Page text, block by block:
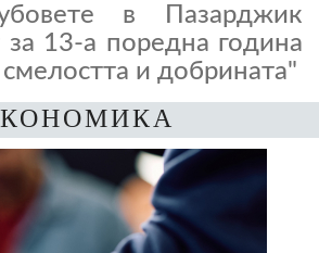
в Пазарджик
за 13-а поредна година
и добрината"